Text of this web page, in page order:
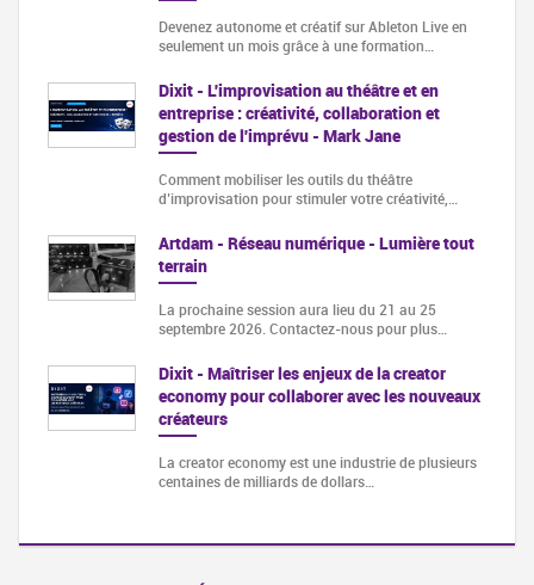
Devenez autonome et créatif sur Ableton Live en
seulement un mois grâce à une formation…
Dixit - L'improvisation au théâtre et en
entreprise : créativité, collaboration et
gestion de l'imprévu - Mark Jane
Comment mobiliser les outils du théâtre
d’improvisation pour stimuler votre créativité,…
Artdam - Réseau numérique - Lumière tout
terrain
La prochaine session aura lieu du 21 au 25
septembre 2026. Contactez-nous pour plus…
Dixit - Maîtriser les enjeux de la creator
economy pour collaborer avec les nouveaux
créateurs
La creator economy est une industrie de plusieurs
centaines de milliards de dollars…